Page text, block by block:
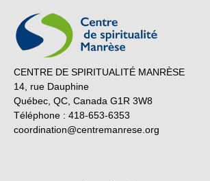
CENTRE DE SPIRITUALITÉ MANRÈSE
14, rue Dauphine
Québec, QC, Canada G1R 3W8
Téléphone : 418-653-6353
coordination@centremanrese.org